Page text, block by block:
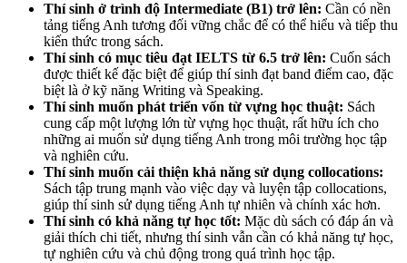
Thí sinh ở trình độ Intermediate (B1) trở lên: Cần có nền
tảng tiếng Anh tương đối vững chắc để có thể hiểu và tiếp thu
kiến thức trong sách.
Thí sinh có mục tiêu đạt IELTS từ 6.5 trở lên: Cuốn sách
được thiết kế đặc biệt để giúp thí sinh đạt band điểm cao, đặc
biệt là ở kỹ năng Writing và Speaking.
Thí sinh muốn phát triển vốn từ vựng học thuật: Sách
cung cấp một lượng lớn từ vựng học thuật, rất hữu ích cho
những ai muốn sử dụng tiếng Anh trong môi trường học tập
và nghiên cứu.
Thí sinh muốn cải thiện khả năng sử dụng collocations:
Sách tập trung mạnh vào việc dạy và luyện tập collocations,
giúp thí sinh sử dụng tiếng Anh tự nhiên và chính xác hơn.
Thí sinh có khả năng tự học tốt: Mặc dù sách có đáp án và
giải thích chi tiết, nhưng thí sinh vẫn cần có khả năng tự học,
tự nghiên cứu và chủ động trong quá trình học tập.